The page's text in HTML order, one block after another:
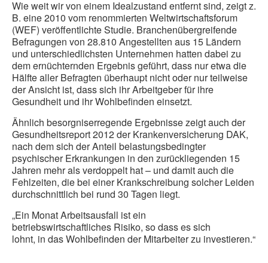
Wie weit wir von einem Idealzustand entfernt sind, zeigt z.
B. eine 2010 vom renommierten Weltwirtschaftsforum
(WEF) veröffentlichte Studie. Branchenübergreifende
Befragungen von 28.810 Angestellten aus 15 Ländern
und unterschiedlichsten Unternehmen hatten dabei zu
dem ernüchternden Ergebnis geführt, dass nur etwa die
Hälfte aller Befragten überhaupt nicht oder nur teilweise
der Ansicht ist, dass sich ihr Arbeitgeber für ihre
Gesundheit und ihr Wohlbefinden einsetzt.
Ähnlich besorgniserregende Ergebnisse zeigt auch der
Gesundheitsreport 2012 der Krankenversicherung DAK,
nach dem sich der Anteil belastungsbedingter
psychischer Erkrankungen in den zurückliegenden 15
Jahren mehr als verdoppelt hat – und damit auch die
Fehlzeiten, die bei einer Krankschreibung solcher Leiden
durchschnittlich bei rund 30 Tagen liegt.
„Ein Monat Arbeitsausfall ist ein
betriebswirtschaftliches Risiko, so dass es sich
lohnt, in das Wohlbefinden der Mitarbeiter zu investieren.“